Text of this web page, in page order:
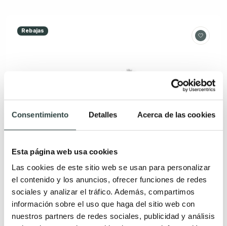
Consentimiento Detalles Acerca de las cookies
Esta página web usa cookies
Las cookies de este sitio web se usan para personalizar
el contenido y los anuncios, ofrecer funciones de redes
sociales y analizar el tráfico. Además, compartimos
información sobre el uso que haga del sitio web con
nuestros partners de redes sociales, publicidad y análisis
Rebajas